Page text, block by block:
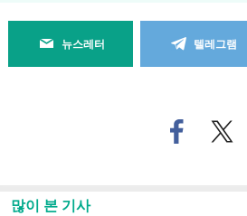
뉴스레터 텔레그램
페
이
트위
터로
많이 본 기사